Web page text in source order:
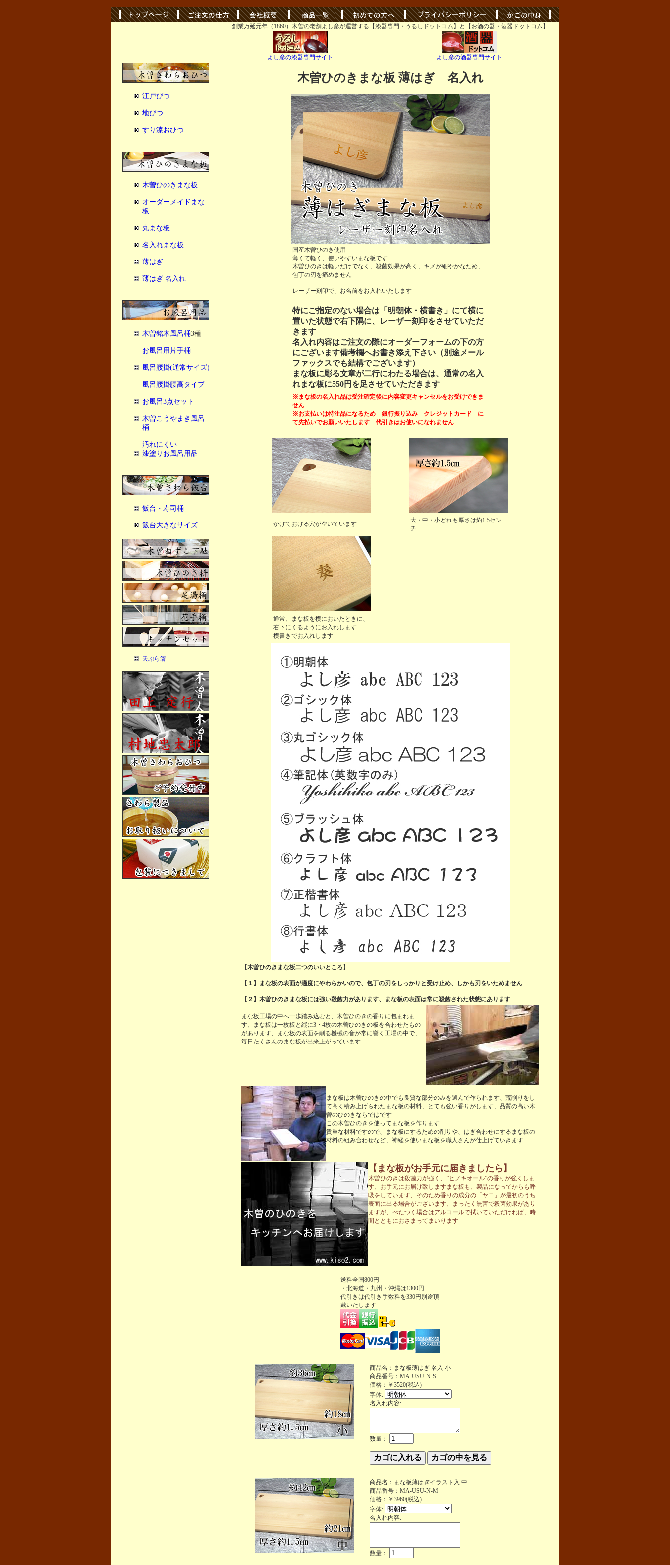
創業万延元年（1860）木曽の老舗よし彦が運営する【漆器専門・うるしドットコム】と【お酒の器・酒器ドットコム】
よし彦の漆器専門サイト よし彦の酒器専門サイト
江戸びつ
地びつ
すり漆おひつ
木曽ひのきまな板
オーダーメイドまな
板
丸まな板
名入れまな板
薄はぎ
薄はぎ 名入れ
木曽銘木風呂桶3種
お風呂用片手桶
風呂腰掛(通常サイズ)
風呂腰掛腰高タイプ
お風呂3点セット
木曽こうやまき風呂
桶
汚れにくい
漆塗りお風呂用品
飯台・寿司桶
飯台大きなサイズ
天ぷら箸
木曽ひのきまな板 薄はぎ 名入れ
国産木曽ひのき使用
薄くて軽く、使いやすいまな板です
木曽ひのきは軽いだけでなく、殺菌効果が高く、キメが細やかなため、
包丁の刃を痛めません
レーザー刻印で、お名前をお入れいたします
特にご指定のない場合は「明朝体・横書き」にて横に
置いた状態で右下隅に、レーザー刻印をさせていただ
きます
名入れ内容はご注文の際にオーダーフォームの下の方
にございます備考欄へお書き添え下さい（別途メール
ファックスでも結構でございます）
まな板に彫る文章が二行にわたる場合は、通常の名入
れまな板に550円を足させていただきます
※まな板の名入れ品は受注確定後に内容変更キャンセルをお受けできま
せん
※お支払いは特注品になるため 銀行振り込み クレジットカード に
て先払いでお願いいたします 代引きはお使いになれません
かけておける穴が空いています
大・中・小どれも厚さは約1.5セン
チ
通常、まな板を横においたときに、
右下にくるようにお入れします
横書きでお入れします
【木曽ひのきまな板二つのいいところ】
【１】まな板の表面が適度にやわらかいので、包丁の刃をしっかりと受け止め、しかも刃をいためません
【２】木曽ひのきまな板には強い殺菌力があります、まな板の表面は常に殺菌された状態にあります
まな板工場の中へ一歩踏み込むと、木曽ひのきの香りに包まれま
す、まな板は一枚板と縦に3・4枚の木曽ひのきの板を合わせたもの
があります、まな板の表面を削る機械の音が常に響く工場の中で、
毎日たくさんのまな板が出来上がっています
まな板は木曽ひのきの中でも良質な部分のみを選んで作られます、荒削りをし
て高く積み上げられたまな板の材料、とても強い香りがします、品質の高い木
曽のひのきならではです
この木曽ひのきを使ってまな板を作ります
貴重な材料ですので、まな板にするための削りや、はぎ合わせにするまな板の
材料の組み合わせなど、神経を使いまな板を職人さんが仕上げていきます
【まな板がお手元に届きましたら】
木曽ひのきは殺菌力が強く、”ヒノキオール”の香りが強くしま
す、お手元にお届け致しますまな板も、製品になってからも呼
吸をしています、そのため香りの成分の「ヤニ」が最初のうち
表面に出る場合がございます、まったく無害で殺菌効果があり
ますが、べたつく場合はアルコールで拭いていただければ、時
間とともにおさまってまいります
送料全国800円
・北海道・九州・沖縄は1300円
代引きは代引き手数料を330円別途頂
戴いたします
商品名：まな板薄はぎ 名入 小
商品番号：MA-USU-N-S
価格：￥3520(税込)
字体:
名入れ内容:
数量：
商品名：まな板薄はぎイラスト入 中
商品番号：MA-USU-N-M
価格：￥3960(税込)
字体:
名入れ内容:
数量：